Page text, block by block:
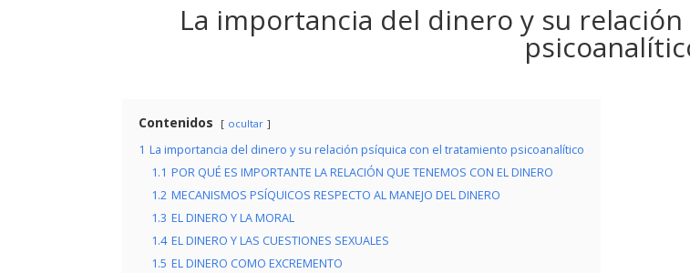
La importancia del dinero y su
Contenidos ocultar
1 La importancia del dinero y su relación psíquica con el tratamiento psicoanalítico
1.1 POR QUÉ ES IMPORTANTE LA RELACIÓN QUE TENEMOS CON EL DINERO
1.2 MECANISMOS PSÍQUICOS RESPECTO AL MANEJO DEL DINERO
1.3 EL DINERO Y LA MORAL
1.4 EL DINERO Y LAS CUESTIONES SEXUALES
1.5 EL DINERO COMO EXCREMENTO